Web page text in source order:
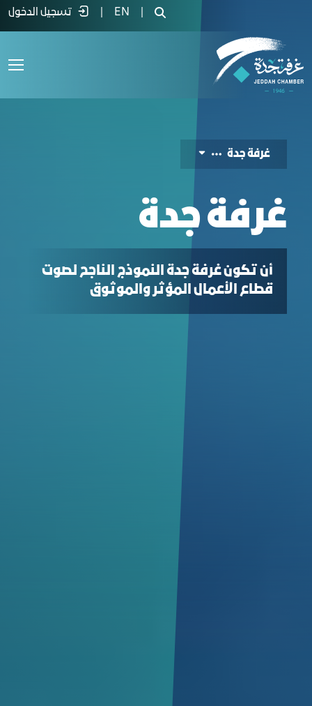
نبذة عن الغرفة وفروعها - غرفة جدة
EN تسجيل الدخول
ﻏﺮﻓﺔ ﺟﺪة
ﻏﺮﻓﺔ ﺟﺪة
أن تكون غرفة جدة النموذج الناجح لصوت
قطاع الأعمال المؤثر والموثوق